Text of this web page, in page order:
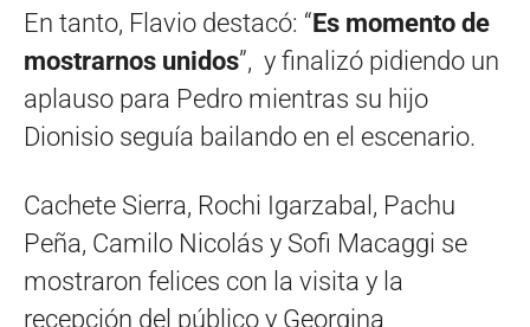
En tanto, Flavio destacó: “Es momento de
mostrarnos unidos”, y finalizó pidiendo un
aplauso para Pedro mientras su hijo
Dionisio seguía bailando en el escenario.
Cachete Sierra, Rochi Igarzabal, Pachu
Peña, Camilo Nicolás y Sofi Macaggi se
mostraron felices con la visita y la
recepción del público y Georgina